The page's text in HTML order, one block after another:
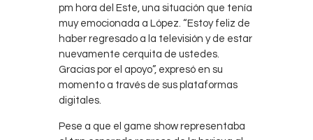
pm hora del Este, una situación que tenía
muy emocionada a López. “Estoy feliz de
haber regresado a la televisión y de estar
nuevamente cerquita de ustedes.
Gracias por el apoyo”, expresó en su
momento a través de sus plataformas
digitales.
Pese a que el game show representaba